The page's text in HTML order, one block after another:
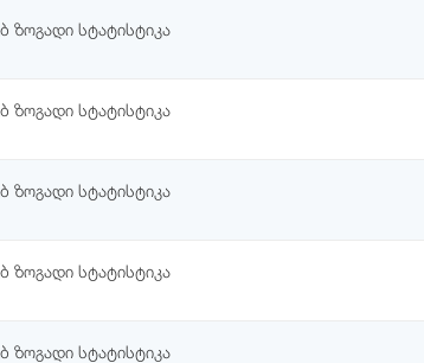
ზოგადი სტატისტიკა
ზოგადი სტატისტიკა
ზოგადი სტატისტიკა
ზოგადი სტატისტიკა
ზოგადი სტატისტიკა